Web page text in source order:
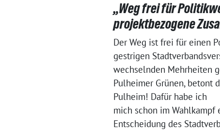
„Weg frei für
projektbezogene
Der Weg ist frei für einen
gestrigen
wechselnden Mehrheiten
Pulheimer Grünen, betont
Pulheim! Dafür habe ich
mich schon im Wahlkampf
Entscheidung des